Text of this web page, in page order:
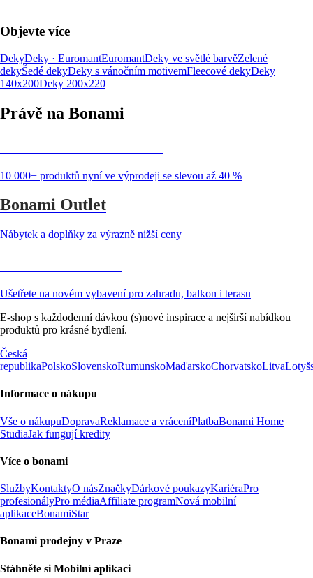
Objevte více
DekyDeky · EuromantEuromantDeky ve světlé barvěZelené
dekyŠedé dekyDeky s vánočním motivemFleecové dekyDeky
140x200Deky 200x220
Právě na Bonami
10 000+ produktů nyní ve výprodeji se slevou až 40 %
Bonami Outlet
Nábytek a doplňky za výrazně nižší ceny
Ušetřete na novém vybavení pro zahradu, balkon i terasu
E-shop s každodenní dávkou (s)nové inspirace a nejširší nabídkou
produktů pro krásné bydlení.
Česká
republikaPolskoSlovenskoRumunskoMaďarskoChorvatskoLitva
Informace o nákupu
Vše o nákupuDopravaReklamace a vráceníPlatbaBonami Home
StudiaJak fungují kredity
Více o bonami
SlužbyKontaktyO násZnačkyDárkové poukazyKariéraPro
profesionályPro médiaAffiliate programNová mobilní
aplikaceBonamiStar
Bonami prodejny v Praze
Stáhněte si Mobilní aplikaci